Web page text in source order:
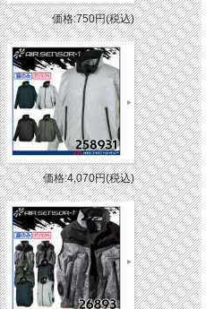
価格:750円(税込)
価格:4,070円(税込)